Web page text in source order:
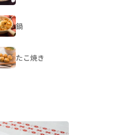
鍋
たこ焼き